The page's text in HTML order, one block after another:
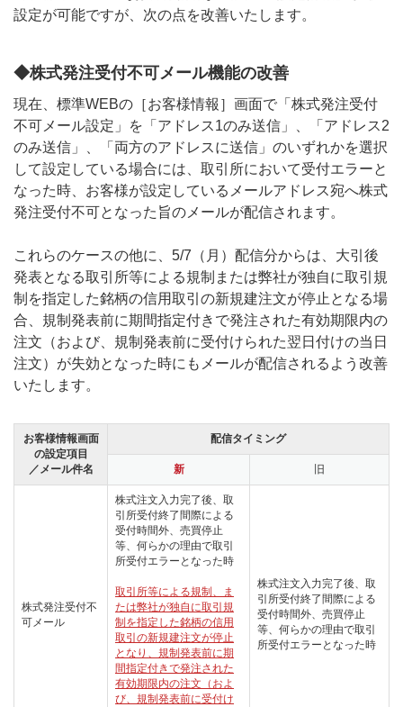
設定が可能ですが、次の点を改善いたします。
◆株式発注受付不可メール機能の改善
現在、標準WEBの［お客様情報］画面で「株式発注受付
不可メール設定」を「アドレス1のみ送信」、「アドレス2
のみ送信」、「両方のアドレスに送信」のいずれかを選択
して設定している場合には、取引所において受付エラーと
なった時、お客様が設定しているメールアドレス宛へ株式
発注受付不可となった旨のメールが配信されます。
これらのケースの他に、5/7（月）配信分からは、大引後
発表となる取引所等による規制または弊社が独自に取引規
制を指定した銘柄の信用取引の新規建注文が停止となる場
合、規制発表前に期間指定付きで発注された有効期限内の
注文（および、規制発表前に受付けられた翌日付けの当日
注文）が失効となった時にもメールが配信されるよう改善
いたします。
お客様情報画面
の設定項目
／メール件名
配信タイミング
新 旧
株式発注受付不
可メール
株式注文入力完了後、取
引所受付終了間際による
受付時間外、売買停止
等、何らかの理由で取引
所受付エラーとなった時
取引所等による規制、ま
たは弊社が独自に取引規
制を指定した銘柄の信用
取引の新規建注文が停止
となり、規制発表前に期
間指定付きで発注された
有効期限内の注文（およ
び、規制発表前に受付け
株式注文入力完了後、取
引所受付終了間際による
受付時間外、売買停止
等、何らかの理由で取引
所受付エラーとなった時